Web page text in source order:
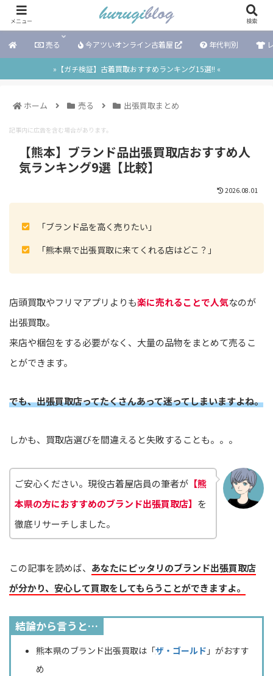
売る 今アツいオンライン古着屋 年代判別
»【ガチ検証】古着買取おすすめランキング15選!! «
ホーム 売る 出張買取まとめ
記事内に広告を含む場合があります。
【熊本】ブランド品出張買取店おすすめ人
気ランキング9選【比較】
2026.08.01
「ブランド品を高く売りたい」
「熊本県で出張買取に来てくれる店はどこ？」
店頭買取やフリマアプリよりも楽に売れることで人気なのが
出張買取。
来店や梱包をする必要がなく、大量の品物をまとめて売るこ
とができます。
でも、出張買取店ってたくさんあって迷ってしまいますよね。
しかも、買取店選びを間違えると失敗することも。。。
ご安心ください。現役古着屋店員の筆者が 【熊
本県の方におすすめのブランド出張買取店】 を
徹底リサーチしました。
この記事を読めば、 あなたにピッタリのブランド出張買取店
が分かり、安心して買取をしてもらうことができますよ。
結論から言うと…
熊本県のブランド出張買取は「ザ・ゴールド 」がおすす
め
メニュー 検索